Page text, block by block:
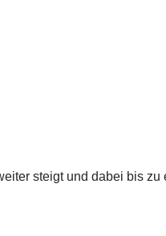
steigt und dabei bis